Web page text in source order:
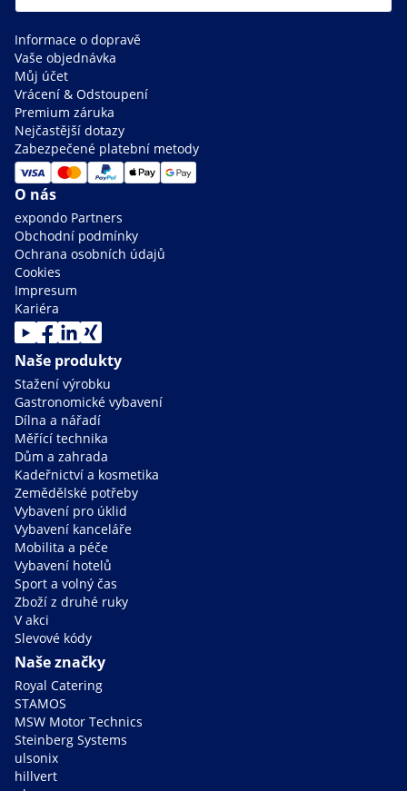
Informace o dopravě
Vaše objednávka
Můj účet
Vrácení & Odstoupení
Premium záruka
Nejčastější dotazy
Zabezpečené platební metody
O nás
expondo Partners
Obchodní podmínky
Ochrana osobních údajů
Cookies
Impresum
Kariéra
Naše produkty
Stažení výrobku
Gastronomické vybavení
Dílna a nářadí
Měřící technika
Dům a zahrada
Kadeřnictví a kosmetika
Zemědělské potřeby
Vybavení pro úklid
Vybavení kanceláře
Mobilita a péče
Vybavení hotelů
Sport a volný čas
Zboží z druhé ruky
V akci
Slevové kódy
Naše značky
Royal Catering
STAMOS
MSW Motor Technics
Steinberg Systems
ulsonix
hillvert